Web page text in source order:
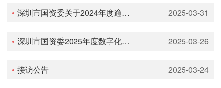
深圳市国资委关于2024年度逾期尚未支付中小企业款项信息的公示 2025-03-31
深圳市国资委2025年度数字化运营保障服务采购项目中标结果公示 2025-03-26
接访公告 2025-03-24